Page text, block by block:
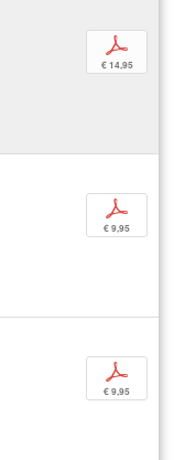
p
€ 14,95
p
€ 9,95
p
€ 9,95